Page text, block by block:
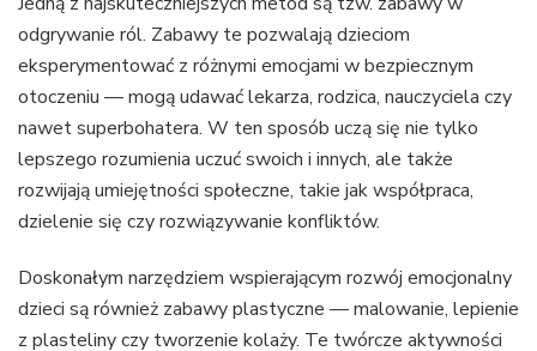
odgrywanie ról. Zabawy te pozwalają dzieciom
eksperymentować z różnymi emocjami w bezpiecznym
otoczeniu — mogą udawać lekarza, rodzica, nauczyciela czy
nawet superbohatera. W ten sposób uczą się nie tylko
lepszego rozumienia uczuć swoich i innych, ale także
rozwijają umiejętności społeczne, takie jak współpraca,
dzielenie się czy rozwiązywanie konfliktów.
Doskonałym narzędziem wspierającym rozwój emocjonalny
dzieci są również zabawy plastyczne — malowanie, lepienie
z plasteliny czy tworzenie kolaży. Te twórcze aktywności